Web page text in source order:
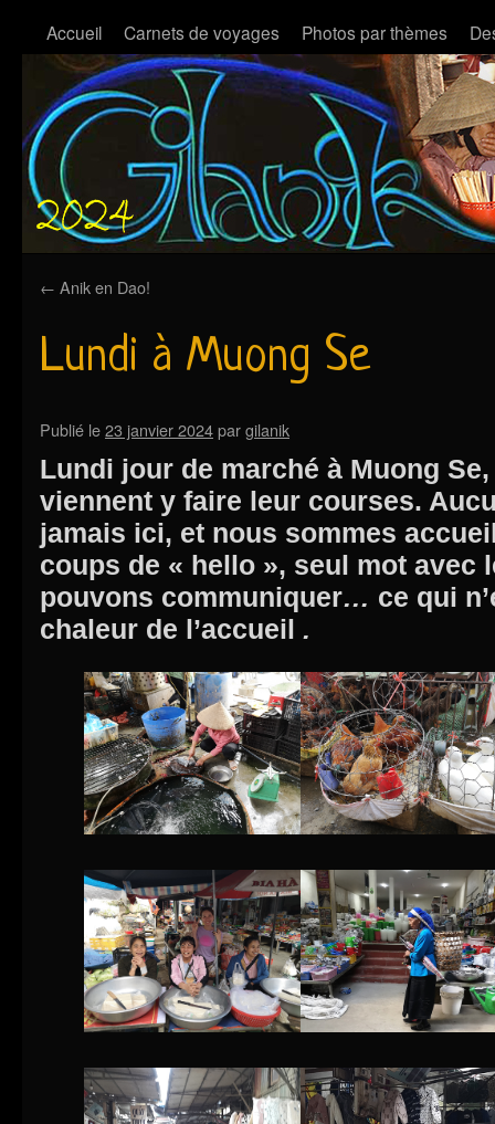
Accueil Carnets de voyages Photos par thèmes
← Anik en Dao!
Lundi à Muong Se
Publié le23 janvier 2024pargilanik
Lundi jour de marché à Muong
viennent y faire leur courses.
jamais ici, et nous sommes
coups de « hello », seul mot avec
pouvons communiquer… ce qui
chaleur de l’accueil .